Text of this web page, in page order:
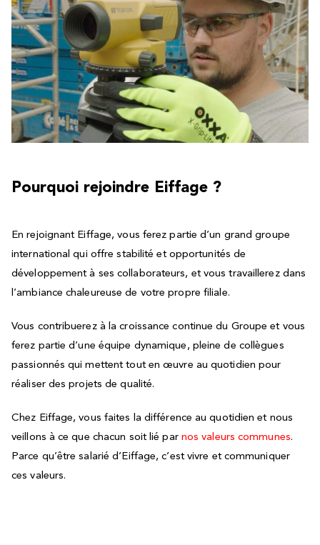
Pourquoi rejoindre Eiffage ?
En rejoignant Eiffage, vous ferez partie d’un grand groupe
international qui offre stabilité et opportunités de
développement à ses collaborateurs, et vous travaillerez dans
l’ambiance chaleureuse de votre propre filiale.
Vous contribuerez à la croissance continue du Groupe et vous
ferez partie d’une équipe dynamique, pleine de collègues
passionnés qui mettent tout en œuvre au quotidien pour
réaliser des projets de qualité.
Chez Eiffage, vous faites la différence au quotidien et nous
veillons à ce que chacun soit lié par nos valeurs communes.
Parce qu’être salarié d’Eiffage, c’est vivre et communiquer
ces valeurs.